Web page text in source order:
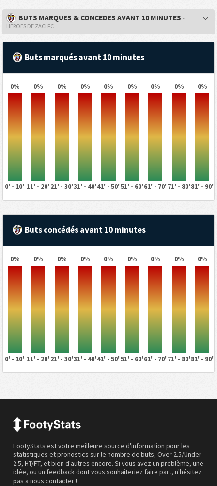
BUTS MARQUES & CONCEDES AVANT 10 MINUTES -
HEROES DE ZACI FC
Buts marqués avant 10 minutes
0% 0% 0% 0% 0% 0% 0% 0% 0%
0' - 10' 11' - 20' 21' - 30'31' - 40'41' - 50'51' - 60'61' - 70' 71' - 80'81' - 90'
Buts concédés avant 10 minutes
0% 0% 0% 0% 0% 0% 0% 0% 0%
0' - 10' 11' - 20' 21' - 30'31' - 40'41' - 50'51' - 60'61' - 70' 71' - 80'81' - 90'
FootyStats est votre meilleure source d'information pour les
statistiques et pronostics sur le nombre de buts, Over 2.5/Under
2.5, HT/FT, et bien d'autres encore. Si vous avez un problème, une
idée, ou un feedback dont vous souhaiteriez faire part, n'hésitez
pas a nous contacter !